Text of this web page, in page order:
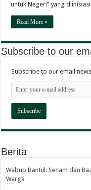
untuk Negeri” yang
Read More »
Subscribe to our
Subscribe to our email
Berita
Wabup Bantul: Senam dan
Warga